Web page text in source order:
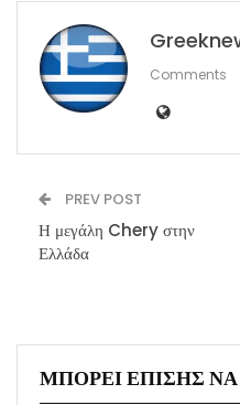
Comments
PREV POST
Η μεγάλη Chery στην
Ελλάδα
ΜΠΟΡΕΊ ΕΠΊΣΗΣ